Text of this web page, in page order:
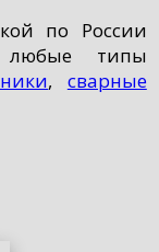
по России
типы
, сварные